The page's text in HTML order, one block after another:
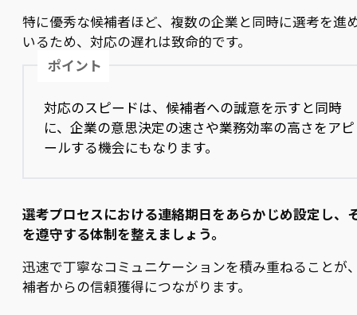
特に優秀な候補者ほど、複数の企業と同時に選考を進
いるため、対応の遅れは致命的です。
ポイント
対応のスピードは、候補者への誠意を示すと同時
に、企業の意思決定の速さや業務効率の高さをアピ
ールする機会にもなります。
選考プロセスにおける連絡期日をあらかじめ設定し、
を遵守する体制を整えましょう。
迅速で丁寧なコミュニケーションを積み重ねることが
補者からの信頼獲得につながります。